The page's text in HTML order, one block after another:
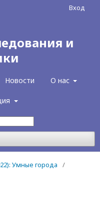
и
Новости О нас
Вход
Умные города
/